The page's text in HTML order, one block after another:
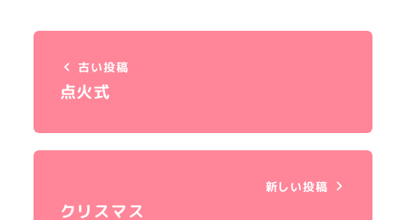
古い投稿
点火式
新しい投稿
クリスマス